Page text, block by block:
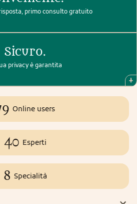
primo consulto gratuito
Sicuro.
privacy è garantita
Online users
40 Esperti
8 Specialità